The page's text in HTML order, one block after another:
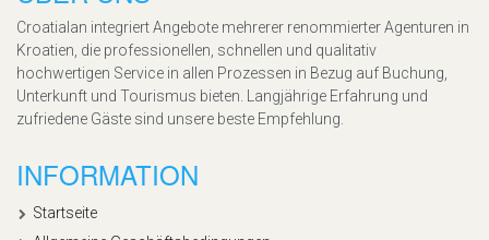
Croatialan integriert Angebote mehrerer renommierter Agenturen in
Kroatien, die professionellen, schnellen und qualitativ
hochwertigen Service in allen Prozessen in Bezug auf Buchung,
Unterkunft und Tourismus bieten. Langjährige Erfahrung und
zufriedene Gäste sind unsere beste Empfehlung.
INFORMATION
Startseite